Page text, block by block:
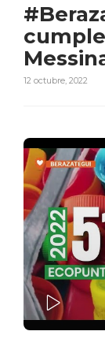
12 octubre, 2022